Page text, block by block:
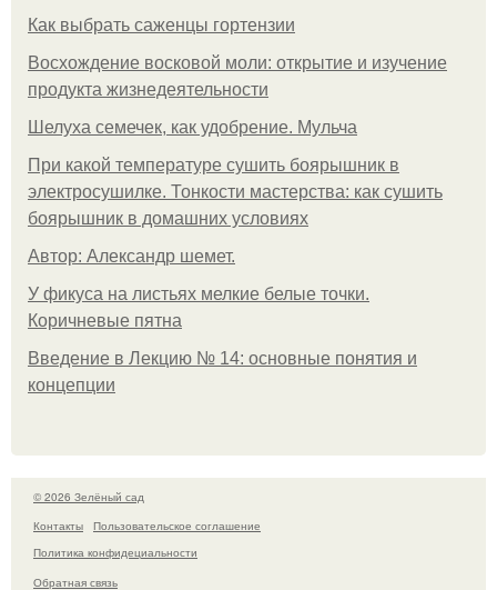
Как выбрать саженцы гортензии
Восхождение восковой моли: открытие и изучение
продукта жизнедеятельности
Шелуха семечек, как удобрение. Мульча
При какой температуре сушить боярышник в
электросушилке. Тонкости мастерства: как сушить
боярышник в домашних условиях
Автор: Александр шемет.
У фикуса на листьях мелкие белые точки.
Коричневые пятна
Введение в Лекцию № 14: основные понятия и
концепции
© 2026 Зелёный сад
Контакты
Пользовательское соглашение
Политика конфидециальности
Обратная связь